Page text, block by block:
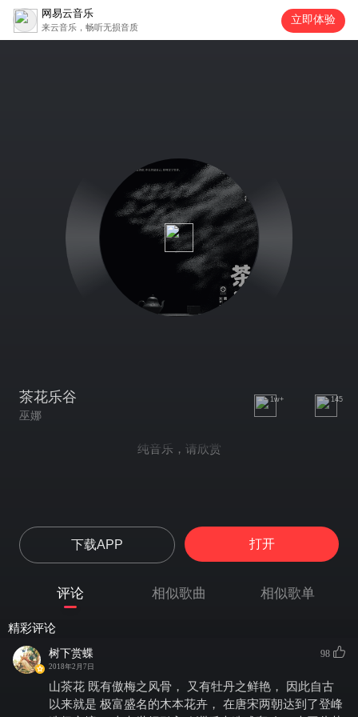
网易云音乐
来云音乐，畅听无损音质
立即体验
茶花乐谷
巫娜
1w+ 145
纯音乐，请欣赏
下载APP 打开
评论 相似歌曲 相似歌单
精彩评论
树下赏蝶
2018年2月7日
98
山茶花 既有傲梅之风骨， 又有牡丹之鲜艳， 因此自古
以来就是 极富盛名的木本花卉， 在唐宋两朝达到了登峰